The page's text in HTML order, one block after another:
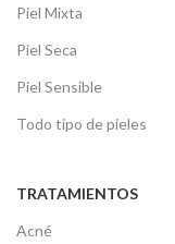
Piel Mixta
Piel Seca
Piel Sensible
Todo tipo de pieles
TRATAMIENTOS
Acné